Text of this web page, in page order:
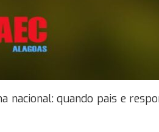
nacional: quando pais e